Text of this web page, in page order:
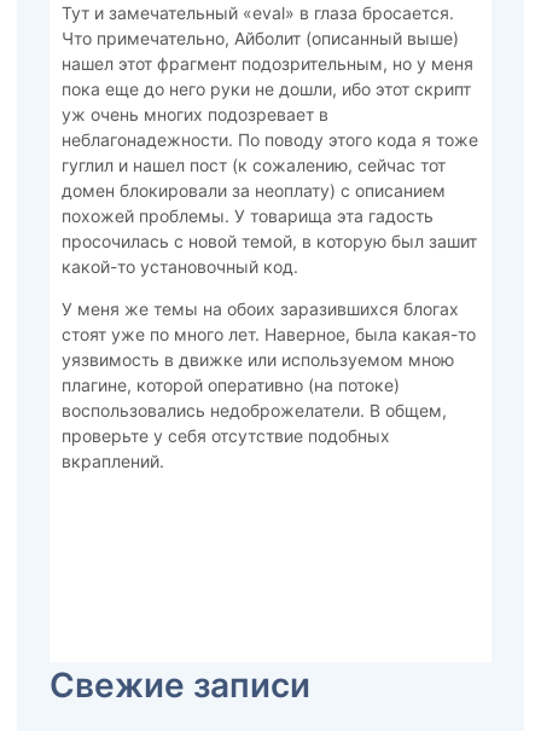
Тут и замечательный «eval» в глаза бросается.
Что примечательно, Айболит (описанный выше)
нашел этот фрагмент подозрительным, но у меня
пока еще до него руки не дошли, ибо этот скрипт
уж очень многих подозревает в
неблагонадежности. По поводу этого кода я тоже
гуглил и нашел пост (к сожалению, сейчас тот
домен блокировали за неоплату) с описанием
похожей проблемы. У товарища эта гадость
просочилась с новой темой, в которую был зашит
какой-то установочный код.
У меня же темы на обоих заразившихся блогах
стоят уже по много лет. Наверное, была какая-то
уязвимость в движке или используемом мною
плагине, которой оперативно (на потоке)
воспользовались недоброжелатели. В общем,
проверьте у себя отсутствие подобных
вкраплений.
Свежие записи